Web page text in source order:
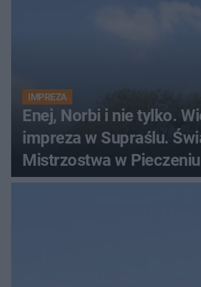
IMPREZA
Enej, Norbi i nie tylko.
impreza w Supraślu.
Mistrzostwa w
Kiszki Ziemniaczanej